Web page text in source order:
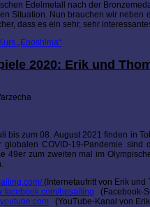
Edelmetall nach der
Situation. Nun brauchen wir
dass es ein sehr, sehr
„Enoshima“
2020: Erik und
bis zum 08. August 2021 finden in
globalen COVID-19-Pandemie
49er zum zweiten mal im
(Internetaufritt von Erik und
hpsailing (Facebook-
(YouTube-Kanal von